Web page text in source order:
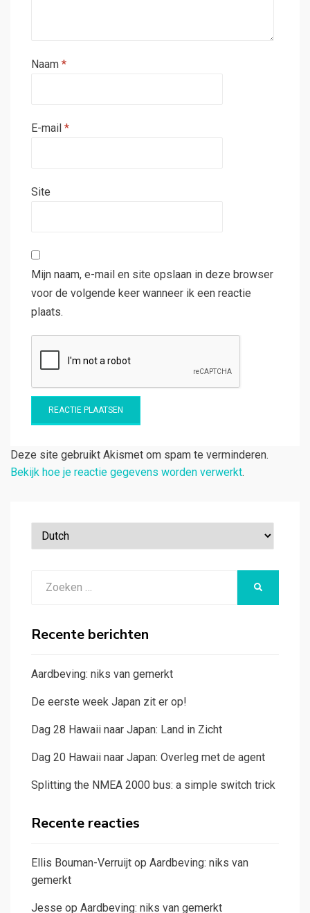
Naam *
E-mail *
Site
Mijn naam, e-mail en site opslaan in deze browser
voor de volgende keer wanneer ik een reactie
plaats.
Deze site gebruikt Akismet om spam te verminderen.
Bekijk hoe je reactie gegevens worden verwerkt.
naar:
Recente berichten
Aardbeving: niks van gemerkt
De eerste week Japan zit er op!
Dag 28 Hawaii naar Japan: Land in Zicht
Dag 20 Hawaii naar Japan: Overleg met de agent
Splitting the NMEA 2000 bus: a simple switch trick
Recente reacties
Ellis Bouman-Verruijt op Aardbeving: niks van
gemerkt
Jesse op Aardbeving: niks van gemerkt